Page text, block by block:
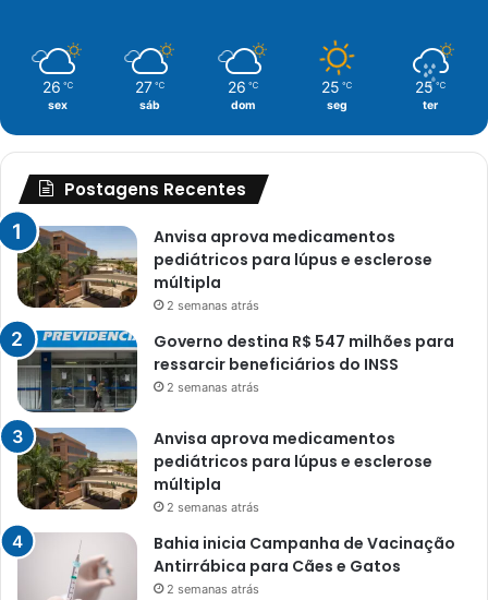
26 ℃
sex
27 ℃
sáb
26 ℃
dom
25 ℃
seg
25 ℃
ter
Postagens Recentes
Anvisa aprova medicamentos
pediátricos para lúpus e esclerose
múltipla
2 semanas atrás
Governo destina R$ 547 milhões para
ressarcir beneficiários do INSS
2 semanas atrás
Anvisa aprova medicamentos
pediátricos para lúpus e esclerose
múltipla
2 semanas atrás
Bahia inicia Campanha de Vacinação
Antirrábica para Cães e Gatos
2 semanas atrás